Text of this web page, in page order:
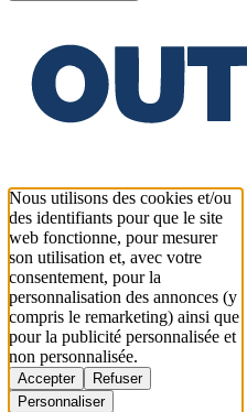
Nous utilisons des cookies et/ou
des identifiants pour que le site
web fonctionne, pour mesurer
son utilisation et, avec votre
consentement, pour la
personnalisation des annonces (y
compris le remarketing) ainsi que
pour la publicité personnalisée et
non personnalisée.
Accepter
Refuser
Personnaliser